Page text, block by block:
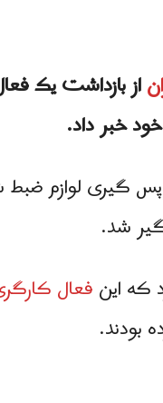
از بازداشت یک
خبر داد.
گیری لوازم
شد.
که اینفعال
بودند.